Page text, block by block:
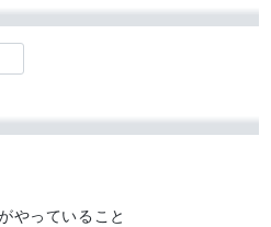
やっていること